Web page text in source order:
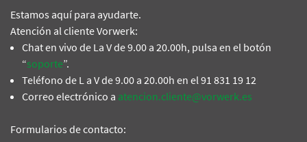
Estamos aquí para ayudarte.
Atención al cliente Vorwerk:
Chat en vivo de La V de 9.00 a 20.00h, pulsa en el botón
“soporte”.
Teléfono de L a V de 9.00 a 20.00h en el 91 831 19 12
Correo electrónico a atencion.cliente@vorwerk.es
Formularios de contacto: